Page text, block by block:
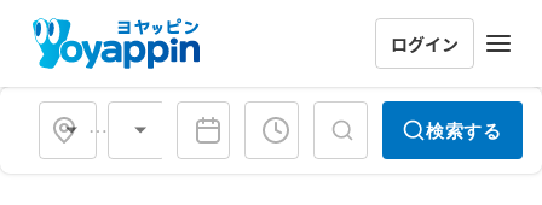
ログイン
会場タイプ 検索する